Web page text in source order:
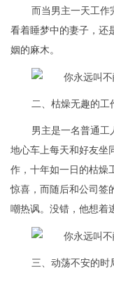
而当男主一天工作
看着睡梦中的妻子，还
姻的麻木。
二、枯燥无趣的工
男主是一名普通工
地心车上每天和好友坐
作，十年如一日的枯燥
惊喜，而随后和公司签
嘲热讽。没错，他想着
三、动荡不安的时